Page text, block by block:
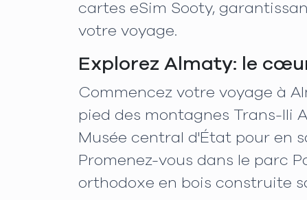
cartes eSim Sooty,
votre voyage.
Explorez Almaty: le
Commencez votre voyage à
pied des montagnes Trans-Ili
Musée central d'État pour en
Promenez-vous dans le parc
orthodoxe en bois construite